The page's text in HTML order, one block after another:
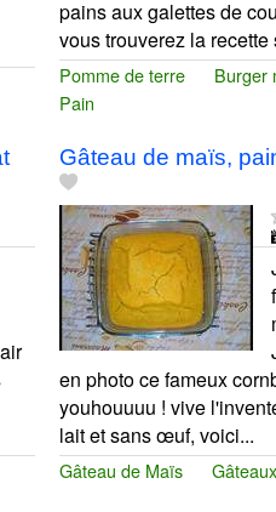
pains aux galettes de
vous trouverez la
Pomme de terre Burger
Pain
Gâteau de maïs,
en photo ce fameux
youhouuuu ! vive
lait et sans œuf, voici...
Gâteau de Maïs Gâteaux